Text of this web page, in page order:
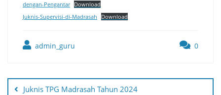
dengan-Pengantar Download
Juknis-Supervisi-di-Madrasah
Download
admin_guru 0
navigation
Juknis TPG Madrasah Tahun 2024